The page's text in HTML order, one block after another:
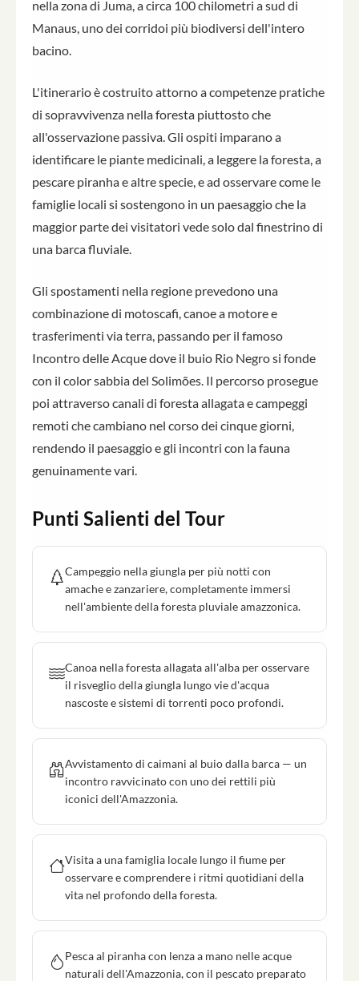
nella zona di Juma, a circa 100 chilometri a sud di
Manaus, uno dei corridoi più biodiversi dell'intero
bacino.
L'itinerario è costruito attorno a competenze pratiche
di sopravvivenza nella foresta piuttosto che
all'osservazione passiva. Gli ospiti imparano a
identificare le piante medicinali, a leggere la foresta, a
pescare piranha e altre specie, e ad osservare come le
famiglie locali si sostengono in un paesaggio che la
maggior parte dei visitatori vede solo dal finestrino di
una barca fluviale.
Gli spostamenti nella regione prevedono una
combinazione di motoscafi, canoe a motore e
trasferimenti via terra, passando per il famoso
Incontro delle Acque dove il buio Rio Negro si fonde
con il color sabbia del Solimões. Il percorso prosegue
poi attraverso canali di foresta allagata e campeggi
remoti che cambiano nel corso dei cinque giorni,
rendendo il paesaggio e gli incontri con la fauna
genuinamente vari.
Punti Salienti del Tour
Campeggio nella giungla per più notti con
amache e zanzariere, completamente immersi
nell'ambiente della foresta pluviale amazzonica.
Canoa nella foresta allagata all'alba per osservare
il risveglio della giungla lungo vie d'acqua
nascoste e sistemi di torrenti poco profondi.
Avvistamento di caimani al buio dalla barca — un
incontro ravvicinato con uno dei rettili più
iconici dell'Amazzonia.
Visita a una famiglia locale lungo il fiume per
osservare e comprendere i ritmi quotidiani della
vita nel profondo della foresta.
Pesca al piranha con lenza a mano nelle acque
naturali dell'Amazzonia, con il pescato preparato